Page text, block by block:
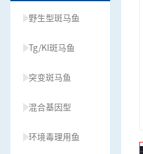
野生型斑马鱼
Tg/KI斑马鱼
突变斑马鱼
混合基因型
环境毒理用鱼